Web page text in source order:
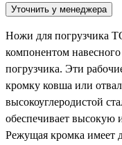
Уточнить у менеджера
Ножи для погрузчика
компонентом
погрузчика. Эти
кромку ковша или
высокоуглеродистой
обеспечивает высокую
Режущая кромка имеет